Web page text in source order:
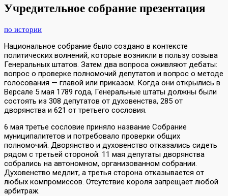
Учредительное собрание презентация
по истории
Национальное собрание было создано в контексте
политических волнений, которые возникли в пользу созыва
Генеральных штатов. Затем два вопроса оживляют дебаты:
вопрос о проверке полномочий депутатов и вопрос о методе
голосования — главой или приказом. Когда они открылись в
Версале 5 мая 1789 года, Генеральные штаты должны были
состоять из 308 депутатов от духовенства, 285 от
дворянства и 621 от третьего сословия.
6 мая третье сословие приняло название Собрание
муниципалитетов и потребовало проверки общих
полномочий. Дворянство и духовенство отказались сидеть
рядом с третьей стороной: 11 мая депутаты дворянства
собрались на автономном, организованном собрании.
Духовенство медлит, а третья сторона отказывается от
любых компромиссов. Отсутствие короля запрещает любой
арбитраж.